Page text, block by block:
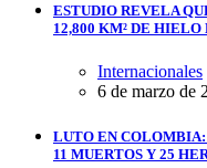
ESTUDIO REVELA
12,800 KM² DE HIELO
Internacionales
6 de marzo de
LUTO EN
11 MUERTOS Y 25